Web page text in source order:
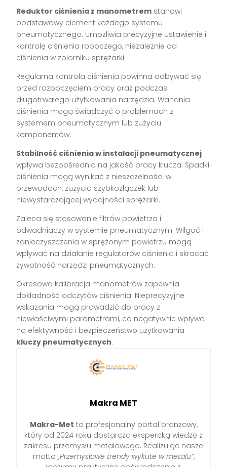
Reduktor ciśnienia z manometrem stanowi
podstawowy element każdego systemu
pneumatycznego. Umożliwia precyzyjne ustawienie i
kontrolę ciśnienia roboczego, niezależnie od
ciśnienia w zbiorniku sprężarki.
Regularna kontrola ciśnienia powinna odbywać się
przed rozpoczęciem pracy oraz podczas
długotrwałego użytkowania narzędzia. Wahania
ciśnienia mogą świadczyć o problemach z
systemem pneumatycznym lub zużyciu
komponentów.
Stabilność ciśnienia w instalacji pneumatycznej
wpływa bezpośrednio na jakość pracy klucza. Spadki
ciśnienia mogą wynikać z nieszczelności w
przewodach, zużycia szybkozłączek lub
niewystarczającej wydajności sprężarki.
Zaleca się stosowanie filtrów powietrza i
odwadniaczy w systemie pneumatycznym. Wilgoć i
zanieczyszczenia w sprężonym powietrzu mogą
wpływać na działanie regulatorów ciśnienia i skracać
żywotność narzędzi pneumatycznych.
Okresowa kalibracja manometrów zapewnia
dokładność odczytów ciśnienia. Nieprecyzyjne
wskazania mogą prowadzić do pracy z
niewłaściwymi parametrami, co negatywnie wpływa
na efektywność i bezpieczeństwo użytkowania
kluczy pneumatycznych.
Makra MET
Makra-Met to profesjonalny portal branżowy,
który od 2024 roku dostarcza ekspercką wiedzę z
zakresu przemysłu metalowego. Realizując nasze
motto „Przemysłowe trendy wykute w metalu”,